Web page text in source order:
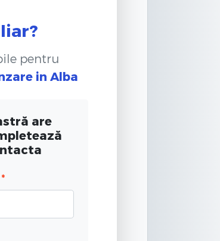
pentru
in Alba
are
*